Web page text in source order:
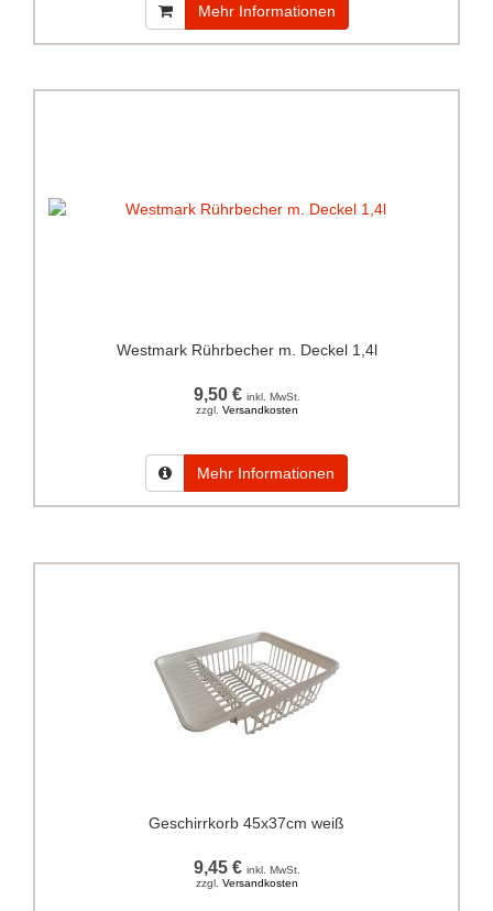
Mehr Informationen
Westmark Rührbecher m. Deckel 1,4l
9,50 € inkl. MwSt.
zzgl. Versandkosten
Mehr Informationen
Geschirrkorb 45x37cm weiß
9,45 € inkl. MwSt.
zzgl. Versandkosten